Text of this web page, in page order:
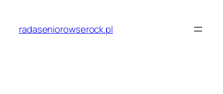
treściradaseniorowserock.pl